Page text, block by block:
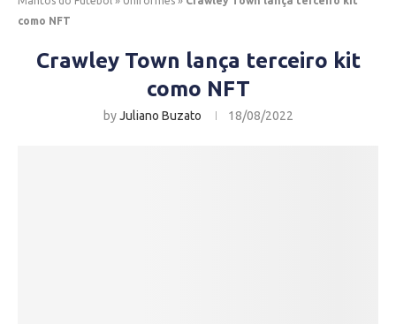
como NFT
Crawley Town lança terceiro kit
como NFT
byJuliano Buzato 18/08/2022